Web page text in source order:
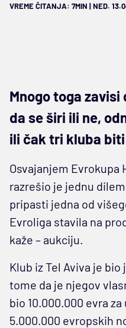
VREME ČITANJA: 7MIN | NED.
Mnogo toga
da se širi ili ne,
ili čak tri kluba
Osvajanjem Evrokupa
razrešio je jednu
pripasti jedna od
Evroliga stavila na
kaže – aukciju.
Klub iz Tel Aviva je
tome da je njegov
bio 10.000.000 evra
5.000.000 evropskih